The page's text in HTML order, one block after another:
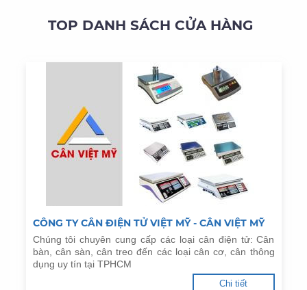
TOP DANH SÁCH CỬA HÀNG
CÔNG TY CÂN ĐIỆN TỬ VIỆT MỸ - CÂN VIỆT MỸ
Chúng tôi chuyên cung cấp các loại cân điện tử: Cân
bàn, cân sàn, cân treo đến các loại cân cơ, cân thông
dụng uy tín tại TPHCM
Chi tiết